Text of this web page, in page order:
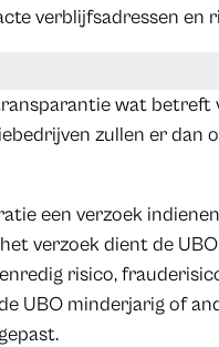
verblijfsadressen en
wat betreft
zullen er dan
een verzoek
verzoek dient de
risico,
UBO minderjarig of